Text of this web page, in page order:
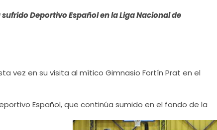
Deportivo Español en la Liga Nacional de
vez en su visita al mítico Gimnasio Fortín Prat en el
Español, que continúa sumido en el fondo de la